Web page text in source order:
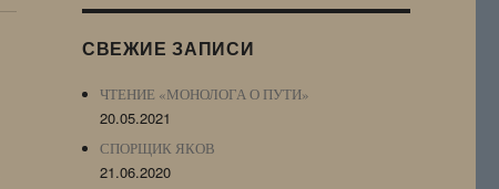
Archive)
СВЕЖИЕ ЗАПИСИ
ЧТЕНИЕ «МОНОЛОГА О ПУТИ»
20.05.2021
СПОРЩИК ЯКОВ
21.06.2020